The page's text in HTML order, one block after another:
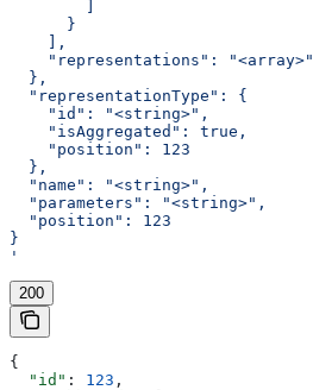
      }
    ],
    "representations": "<array>"
  },
  "representationType": {
    "id": "<string>",
    "isAggregated": true,
    "position": 123
  },
  "name": "<string>",
  "parameters": "<string>",
  "position": 123
}
'
200
{
  "id"
: 123 ,